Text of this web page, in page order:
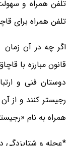
تلفن همراه و
تلفن همراه برای
اگر چه در آن
دوستان فنی و
رجیستر کنند و از
همراه به نام
*عجله و شتابزدگی